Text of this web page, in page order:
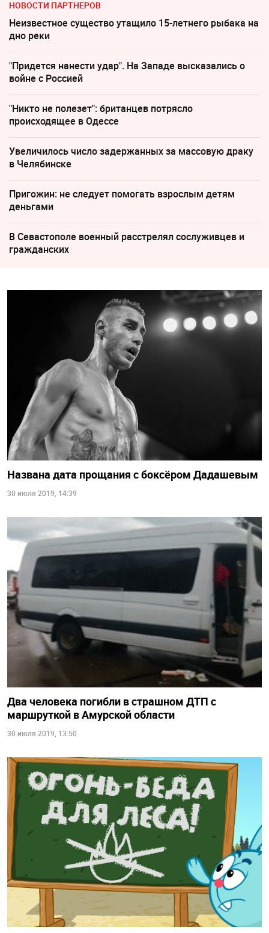
НОВОСТИ ПАРТНЕРОВ
Неизвестное существо утащило 15-летнего рыбака на
дно реки
"Придется нанести удар". На Западе высказались о
войне с Россией
"Никто не полезет": британцев потрясло
происходящее в Одессе
Увеличилось число задержанных за массовую драку
в Челябинске
Пригожин: не следует помогать взрослым детям
деньгами
В Севастополе военный расстрелял сослуживцев и
гражданских
Названа дата прощания с боксёром Дадашевым
30 июля 2019, 14:39
Два человека погибли в страшном ДТП с
маршруткой в Амурской области
30 июля 2019, 13:50